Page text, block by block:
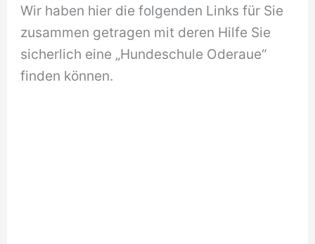
Wir haben hier die folgenden Links für Sie
zusammen getragen mit deren Hilfe Sie
sicherlich eine „Hundeschule Oderaue“
finden können.